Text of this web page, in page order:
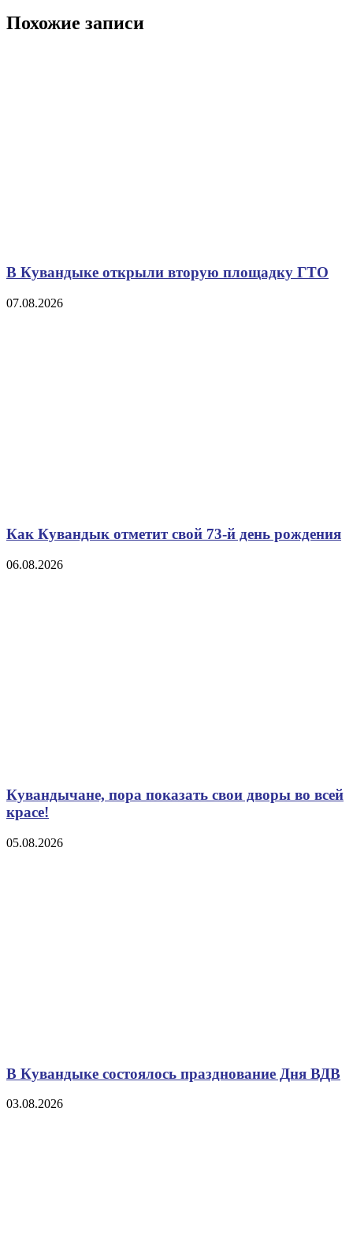
Похожие записи
В Кувандыке открыли вторую площадку ГТО
07.08.2026
Как Кувандык отметит свой 73-й день рождения
06.08.2026
Кувандычане, пора показать свои дворы во всей
красе!
05.08.2026
В Кувандыке состоялось празднование Дня ВДВ
03.08.2026